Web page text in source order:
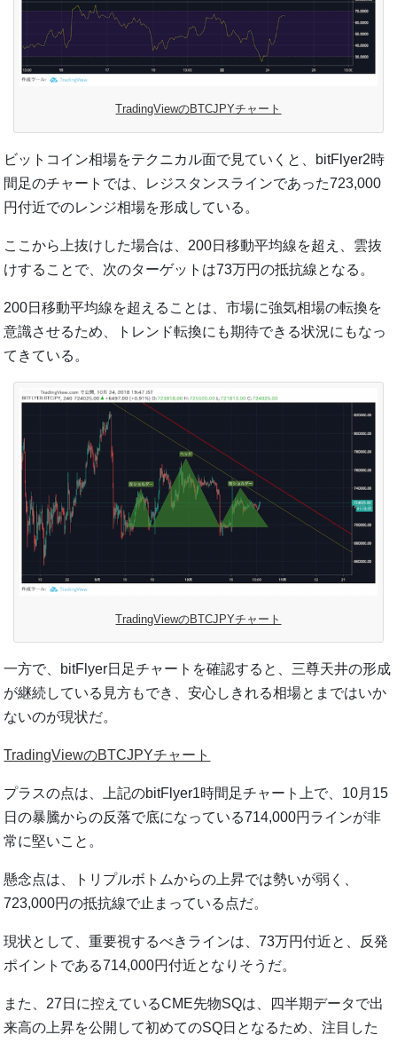
TradingViewのBTCJPYチャート
ビットコイン相場をテクニカル面で見ていくと、bitFlyer2時
間足のチャートでは、レジスタンスラインであった723,000
円付近でのレンジ相場を形成している。
ここから上抜けした場合は、200日移動平均線を超え、雲抜
けすることで、次のターゲットは73万円の抵抗線となる。
200日移動平均線を超えることは、市場に強気相場の転換を
意識させるため、トレンド転換にも期待できる状況にもなっ
てきている。
TradingViewのBTCJPYチャート
一方で、bitFlyer日足チャートを確認すると、三尊天井の形成
が継続している見方もでき、安心しきれる相場とまではいか
ないのが現状だ。
TradingViewのBTCJPYチャート
プラスの点は、上記のbitFlyer1時間足チャート上で、10月15
日の暴騰からの反落で底になっている714,000円ラインが非
常に堅いこと。
懸念点は、トリプルボトムからの上昇では勢いが弱く、
723,000円の抵抗線で止まっている点だ。
現状として、重要視するべきラインは、73万円付近と、反発
ポイントである714,000円付近となりそうだ。
また、27日に控えているCME先物SQは、四半期データで出
来高の上昇を公開して初めてのSQ日となるため、注目した